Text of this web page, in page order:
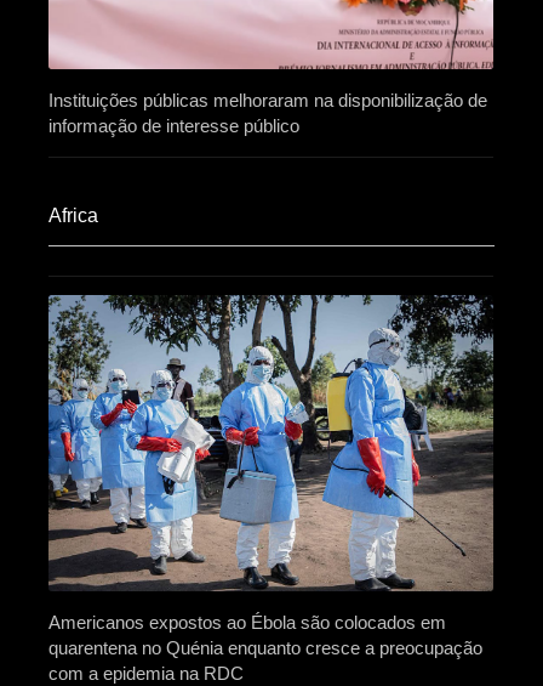
Instituições públicas melhoraram na disponibilização de
informação de interesse público
Africa​
Americanos expostos ao Ébola são colocados em
quarentena no Quénia enquanto cresce a preocupação
com a epidemia na RDC